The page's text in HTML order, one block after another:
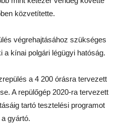
közvetítette.
végrehajtásához szükséges
a kínai polgári légügyi hatóság.
a 4 200 órásra tervezett
A repülőgép 2020-ra tervezett
tartó tesztelési programot
gyártó.